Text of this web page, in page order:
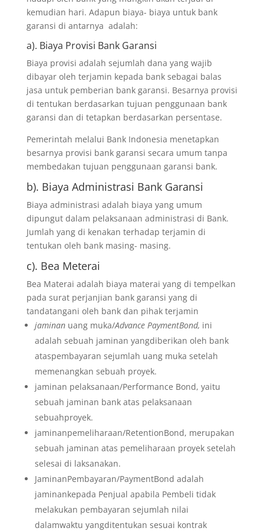
kemudian hari. Adapun biaya- biaya untuk bank
garansi di antarnya adalah:
a). Biaya Provisi Bank Garansi
Biaya provisi adalah sejumlah dana yang wajib
dibayar oleh terjamin kepada bank sebagai balas
jasa untuk pemberian bank garansi. Besarnya provisi
di tentukan berdasarkan tujuan penggunaan bank
garansi dan di tetapkan berdasarkan persentase.
Pemerintah melalui Bank Indonesia menetapkan
besarnya provisi bank garansi secara umum tanpa
membedakan tujuan penggunaan garansi bank.
b). Biaya Administrasi Bank Garansi
Biaya administrasi adalah biaya yang umum
dipungut dalam pelaksanaan administrasi di Bank.
Jumlah yang di kenakan terhadap terjamin di
tentukan oleh bank masing- masing.
c). Bea Meterai
Bea Materai adalah biaya materai yang di tempelkan
pada surat perjanjian bank garansi yang di
tandatangani oleh bank dan pihak terjamin
jaminan uang muka/Advance PaymentBond, ini
adalah sebuah jaminan yangdiberikan oleh bank
ataspembayaran sejumlah uang muka setelah
memenangkan sebuah proyek.
jaminan pelaksanaan/Performance Bond, yaitu
sebuah jaminan bank atas pelaksanaan
sebuahproyek.
jaminanpemeliharaan/RetentionBond, merupakan
sebuah jaminan atas pemeliharaan proyek setelah
selesai di laksanakan.
JaminanPembayaran/PaymentBond adalah
jaminankepada Penjual apabila Pembeli tidak
melakukan pembayaran sejumlah nilai
dalamwaktu yangditentukan sesuai kontrak